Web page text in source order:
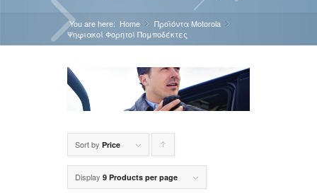
You are here: Home »
Προϊόντα Motorola
Ψηφιακοί Φορητοί Πομποδέκτες
Sort by Price
to
order
Display 9 Products per page